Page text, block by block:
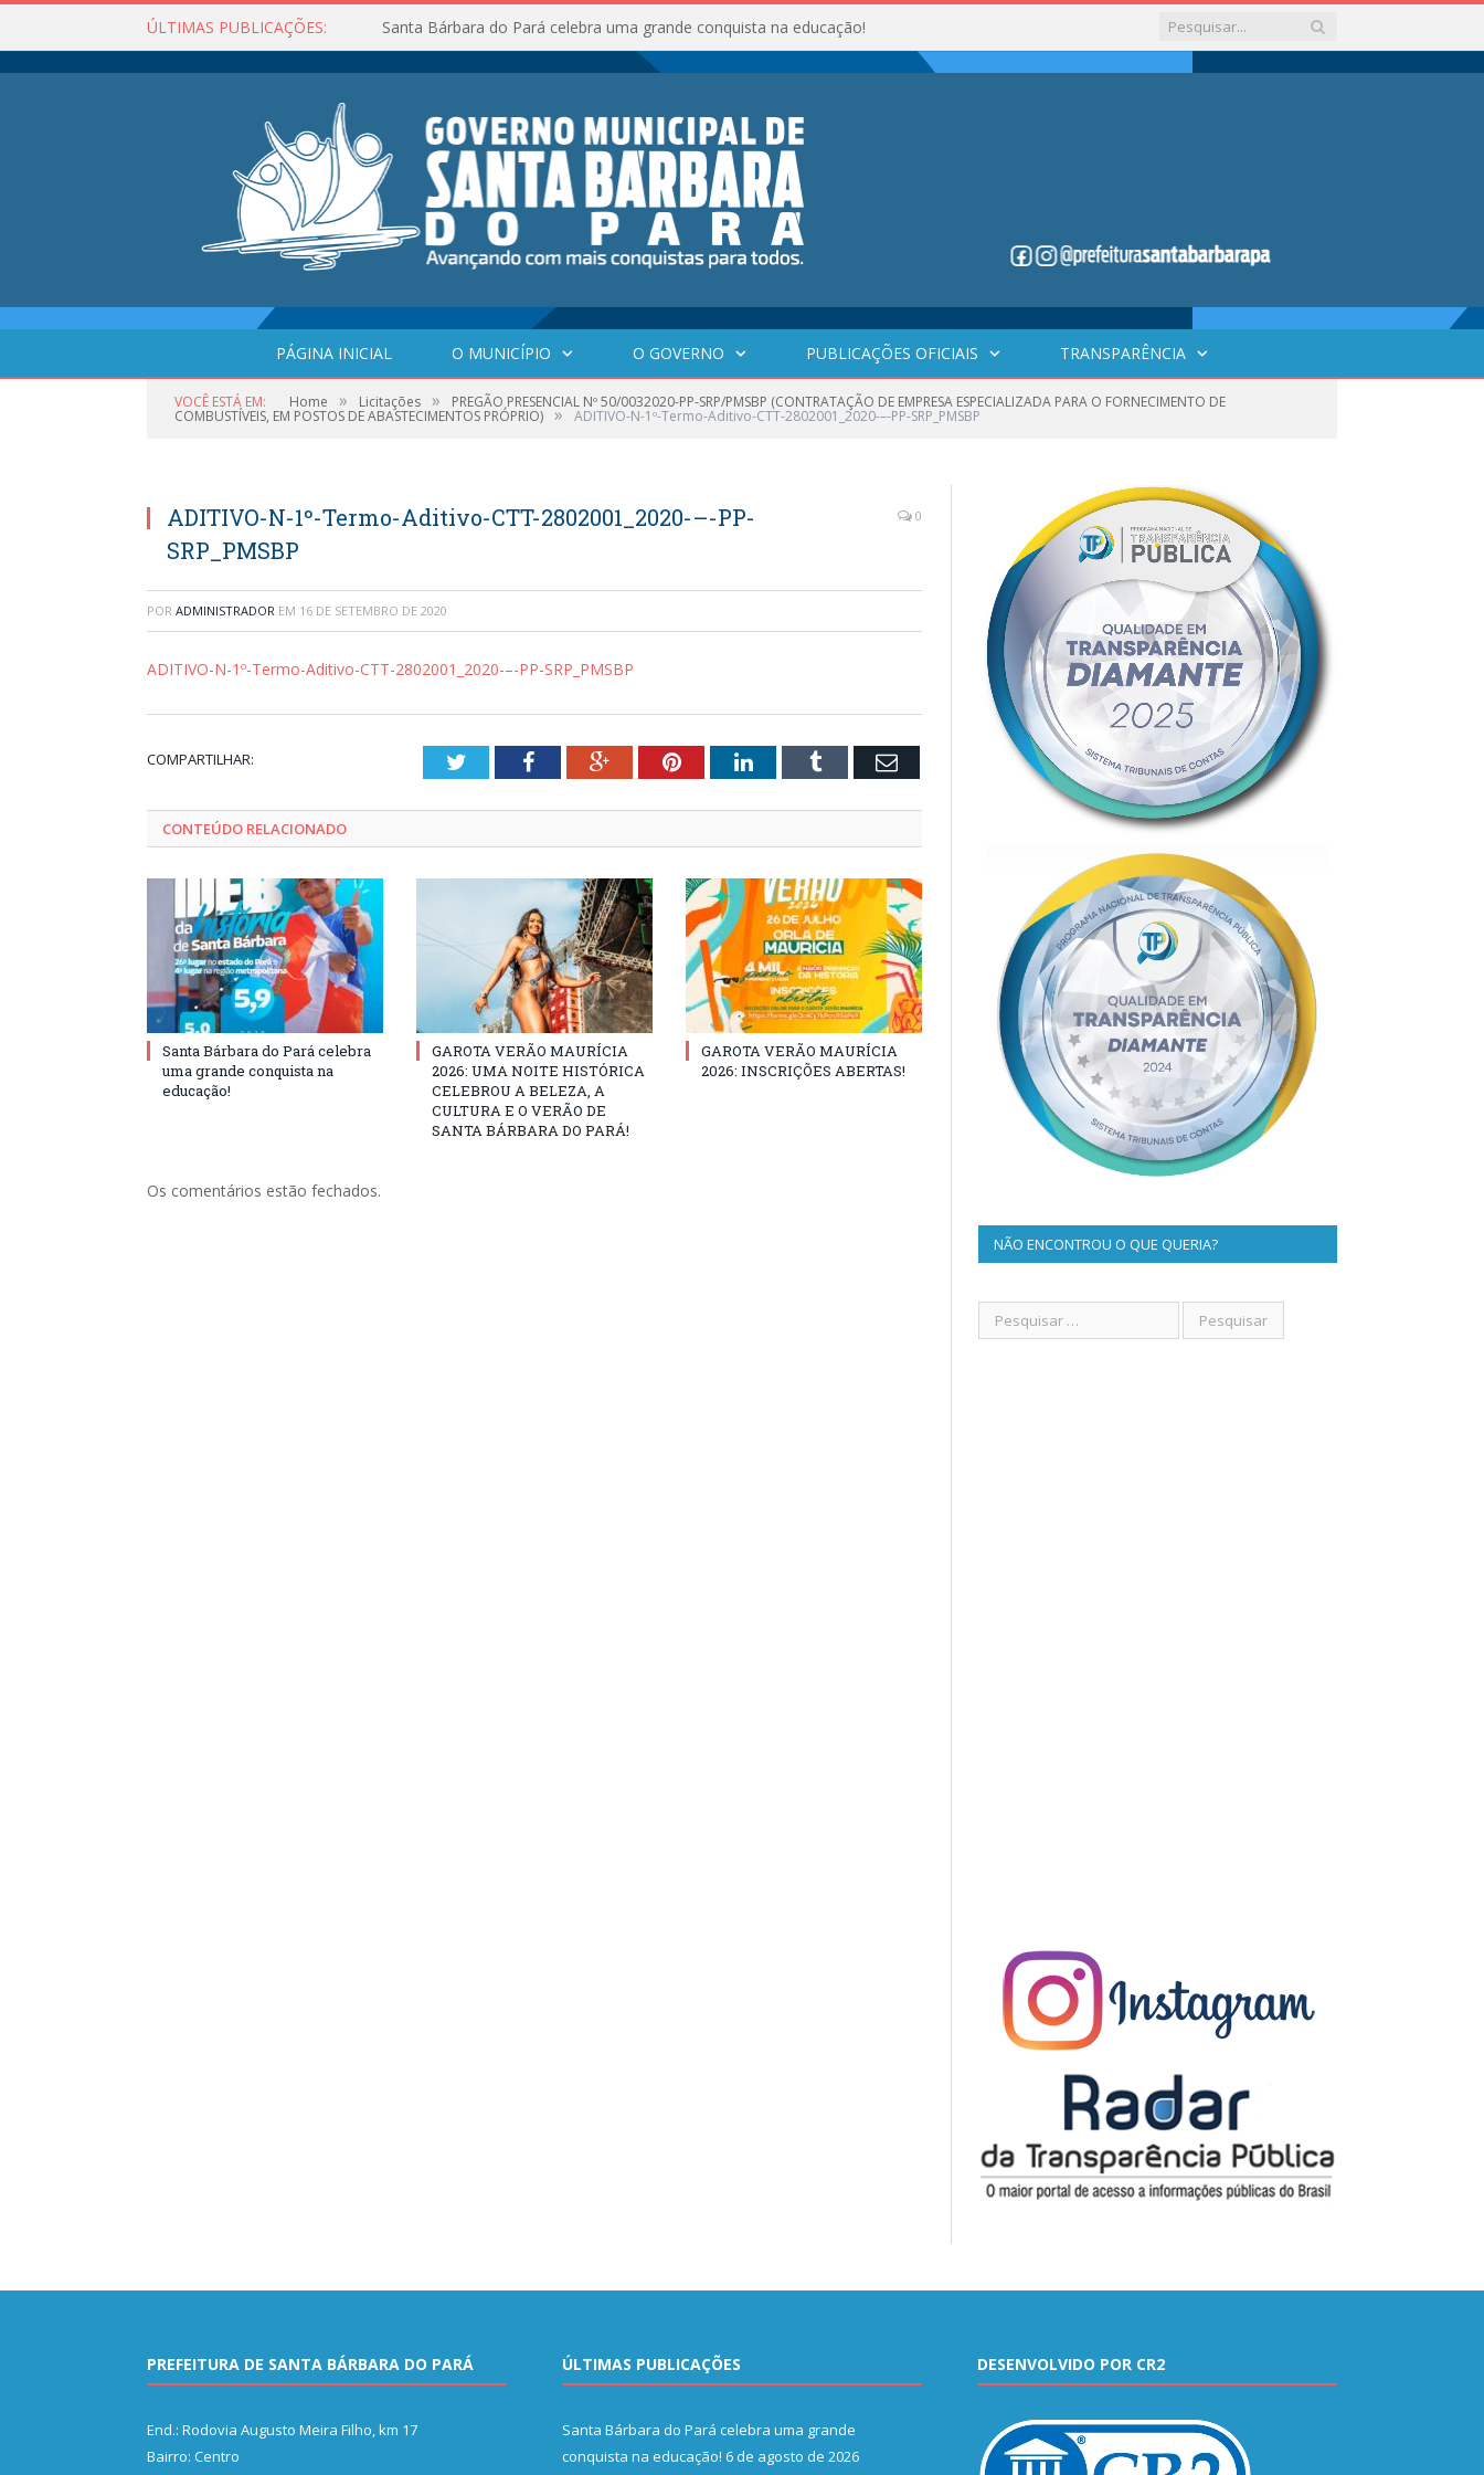
ÚLTIMAS PUBLICAÇÕES: Santa Bárbara do Pará celebra uma grande conquista na educação!
PÁGINA INICIAL O MUNICÍPIO O GOVERNO PUBLICAÇÕES OFICIAIS TRANSPARÊNCIA
VOCÊ ESTÁ EM: Home » Licitações » PREGÃO PRESENCIAL Nº 50/0032020-PP-SRP/PMSBP (CONTRATAÇÃO DE EMPRESA ESPECIALIZADA PARA O FORNECIMENTO DE
COMBUSTÍVEIS, EM POSTOS DE ABASTECIMENTOS PRÓPRIO) » ADITIVO-N-1º-Termo-Aditivo-CTT-2802001_2020-–-PP-SRP_PMSBP
ADITIVO-N-1º-Termo-Aditivo-CTT-2802001_2020-–-PP-
SRP_PMSBP
0
POR ADMINISTRADOR EM 16 DE SETEMBRO DE 2020
ADITIVO-N-1º-Termo-Aditivo-CTT-2802001_2020-–-PP-SRP_PMSBP
COMPARTILHAR: TwitterFacebookGoogle+PinterestLinkedInTumblr Email
CONTEÚDO RELACIONADO
Santa Bárbara do Pará celebra
uma grande conquista na
educação!
GAROTA VERÃO MAURÍCIA
2026: UMA NOITE HISTÓRICA
CELEBROU A BELEZA, A
CULTURA E O VERÃO DE
SANTA BÁRBARA DO PARÁ!
GAROTA VERÃO MAURÍCIA
2026: INSCRIÇÕES ABERTAS!
Os comentários estão fechados.
NÃO ENCONTROU O QUE QUERIA?
PREFEITURA DE SANTA BÁRBARA DO PARÁ
End.: Rodovia Augusto Meira Filho, km 17
Bairro: Centro
ÚLTIMAS PUBLICAÇÕES
Santa Bárbara do Pará celebra uma grande
conquista na educação! 6 de agosto de 2026
DESENVOLVIDO POR CR2